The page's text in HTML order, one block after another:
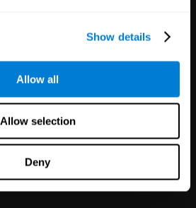
Show details
Allow all
Allow selection
Deny